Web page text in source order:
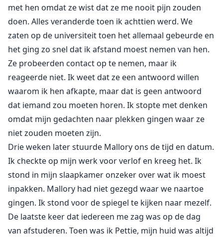
met hen omdat ze wist dat ze me nooit pijn zouden
doen. Alles veranderde toen ik achttien werd. We
zaten op de universiteit toen het allemaal gebeurde en
het ging zo snel dat ik afstand moest nemen van hen.
Ze probeerden contact op te nemen, maar ik
reageerde niet. Ik weet dat ze een antwoord willen
waarom ik hen afkapte, maar dat is geen antwoord
dat iemand zou moeten horen. Ik stopte met denken
omdat mijn gedachten naar plekken gingen waar ze
niet zouden moeten zijn.
Drie weken later stuurde Mallory ons de tijd en datum.
Ik checkte op mijn werk voor verlof en kreeg het. Ik
stond in mijn slaapkamer onzeker over wat ik moest
inpakken. Mallory had niet gezegd waar we naartoe
gingen. Ik stond voor de spiegel te kijken naar mezelf.
De laatste keer dat iedereen me zag was op de dag
van afstuderen. Toen was ik Pettie, mijn huid was altijd